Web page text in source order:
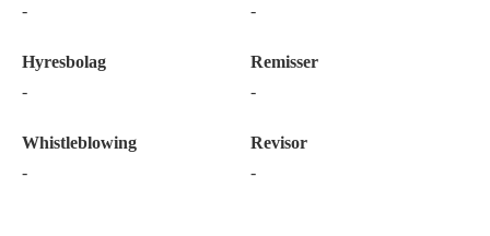
-
-
Hyresbolag
-
Remisser
-
Whistleblowing
-
Revisor
-